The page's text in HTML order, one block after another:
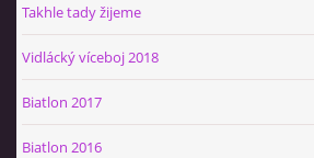
Takhle tady žijeme
Vidlácký víceboj 2018
Biatlon 2017
Biatlon 2016